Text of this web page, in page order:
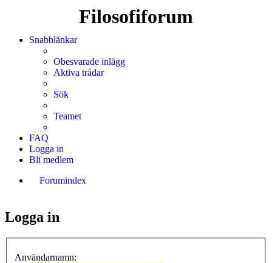
Filosofiforum
Snabblänkar
Obesvarade inlägg
Aktiva trådar
Sök
Teamet
FAQ
Logga in
Bli medlem
Forumindex
Logga in
Användarnamn: